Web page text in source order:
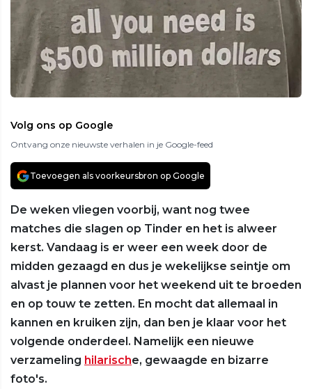
Volg ons op Google
Ontvang onze nieuwste verhalen in je Google-feed
Toevoegen als voorkeursbron op Google
De weken vliegen voorbij, want nog twee
matches die slagen op Tinder en het is alweer
kerst. Vandaag is er weer een week door de
midden gezaagd en dus je wekelijkse seintje om
alvast je plannen voor het weekend uit te broeden
en op touw te zetten. En mocht dat allemaal in
kannen en kruiken zijn, dan ben je klaar voor het
volgende onderdeel. Namelijk een nieuwe
verzameling hilarische, gewaagde en bizarre
foto's.